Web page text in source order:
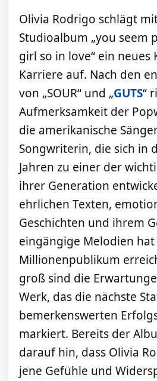
Olivia Rodrigo schlägt
Studioalbum „you seem
girl so in love“ ein neues
Karriere auf. Nach den
von „SOUR“ und „GUTS“
Aufmerksamkeit der
die amerikanische
Songwriterin, die sich in
Jahren zu einer der
ihrer Generation
ehrlichen Texten,
Geschichten und ihrem
eingängige Melodien
Millionenpublikum
groß sind die
Werk, das die nächste
bemerkenswerten
markiert. Bereits der
darauf hin, dass Olivia
jene Gefühle und